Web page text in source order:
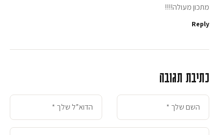
מתכון מעולה!!!!
Reply
כתיבת תגובה